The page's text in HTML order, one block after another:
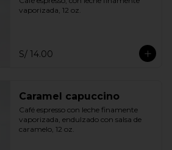
vaporizada, 12 oz.
S/ 14.00
Caramel capuccino
Café espresso con leche finamente
vaporizada, endulzado con salsa de
caramelo, 12 oz.